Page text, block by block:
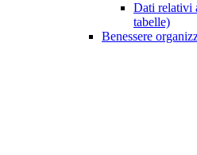
Dati relativi
tabelle)
Benessere